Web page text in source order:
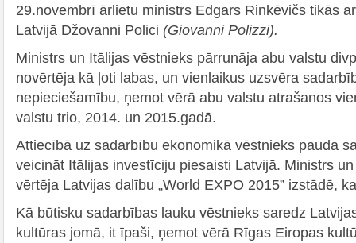
29.novembrī ārlietu ministrs Edgars Rinkēvičs tikās
Latvijā Džovanni Polici (Giovanni Polizzi).
Ministrs un Itālijas vēstnieks pārrunāja abu valstu
novērtēja kā ļoti labas, un vienlaikus uzsvēra
nepieciešamību, ņemot vērā abu valstu atrašanos
valstu trio, 2014. un 2015.gadā.
Attiecībā uz sadarbību ekonomikā vēstnieks pauda
veicināt Itālijas investīciju piesaisti Latvijā. Ministrs
vērtēja Latvijas dalību „World EXPO 2015” izstādē,
Kā būtisku sadarbības lauku vēstnieks saredz
kultūras jomā, it īpaši, ņemot vērā Rīgas Eiropas